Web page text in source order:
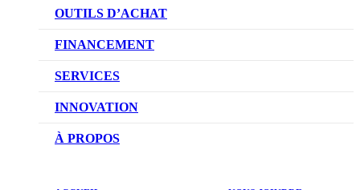
OFFRES DU CONCESSIONNAIRE
OUTILS D’ACHAT
CONFIGUREZ VOTRE VÉHICULE
RÉSERVEZ UN ESSAI ROUTIER
DEMANDEZ UN PRIX
FINANCEMENT
NOTRE DIFFÉRENCE
DEMANDE DE CRÉDIT AUTO
SERVICES
NOTRE PROMESSE
PRENDRE UN RENDEZ-VOUS
INNOVATION
TECHNOLOGIE SKYACTIV
À PROPOS